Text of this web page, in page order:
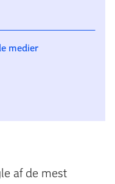
medier
af de mest